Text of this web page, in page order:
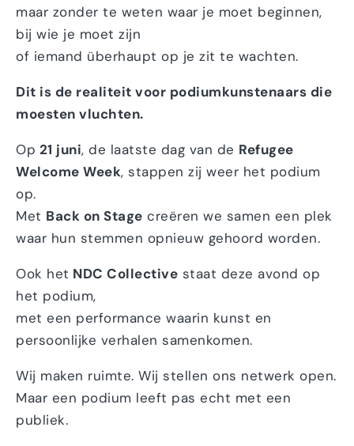
maar zonder te weten waar je moet beginnen,
bij wie je moet zijn
of iemand überhaupt op je zit te wachten.
Dit is de realiteit voor podiumkunstenaars die
moesten vluchten.
Op 21 juni, de laatste dag van de Refugee
Welcome Week, stappen zij weer het podium
op.
Met Back on Stage creëren we samen een plek
waar hun stemmen opnieuw gehoord worden.
Ook het NDC Collective staat deze avond op
het podium,
met een performance waarin kunst en
persoonlijke verhalen samenkomen.
Wij maken ruimte. Wij stellen ons netwerk open.
Maar een podium leeft pas echt met een
publiek.